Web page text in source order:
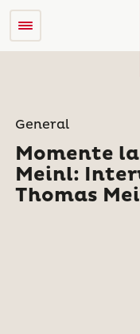
General
Momente
Meinl:
Thomas